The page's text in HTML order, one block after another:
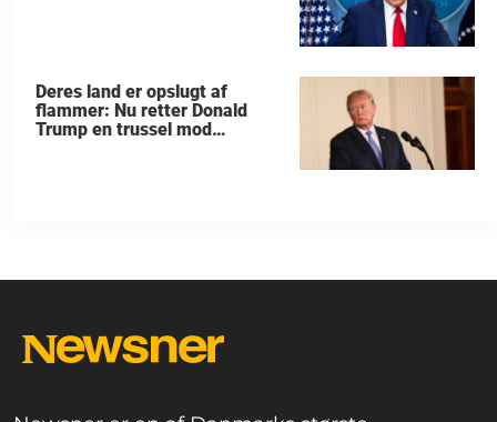
Deres land er opslugt af
flammer: Nu retter Donald
Trump en trussel mod